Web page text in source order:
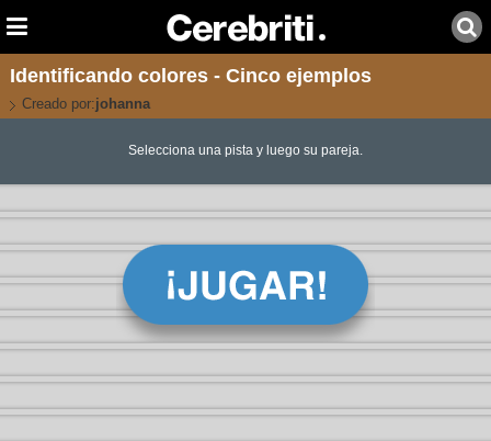
Identificando colores - Cinco ejemplos
Creado por:johanna
Selecciona una pista y luego su pareja.